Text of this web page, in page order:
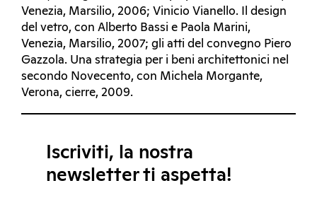
Venezia, Marsilio, 2006; Vinicio Vianello. Il design
del vetro, con Alberto Bassi e Paola Marini,
Venezia, Marsilio, 2007; gli atti del convegno Piero
Gazzola. Una strategia per i beni architettonici nel
secondo Novecento, con Michela Morgante,
Verona, cierre, 2009.
Iscriviti, la nostra
newsletter ti aspetta!